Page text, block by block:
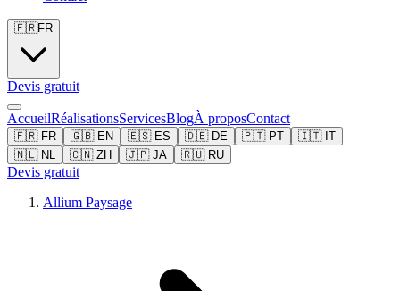
🇫🇷FR
Devis gratuit
AccueilRéalisationsServicesBlogÀ proposContact
🇫🇷 FR 🇬🇧 EN 🇪🇸 ES 🇩🇪 DE 🇵🇹 PT 🇮🇹 IT
🇳🇱 NL 🇨🇳 ZH 🇯🇵 JA 🇷🇺 RU
Devis gratuit
Allium Paysage